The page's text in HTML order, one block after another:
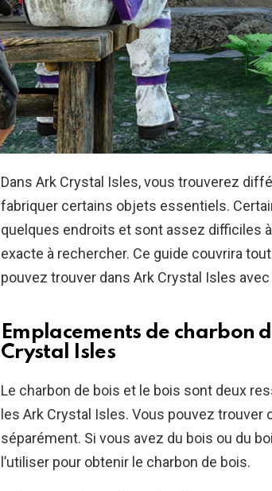
Dans Ark Crystal Isles, vous trouverez
fabriquer certains objets essentiels.
quelques endroits et sont assez difficiles
exacte à rechercher. Ce guide couvrira
pouvez trouver dans Ark Crystal Isles
Emplacements de charbon
Crystal Isles
Le charbon de bois et le bois sont deux
les Ark Crystal Isles. Vous pouvez
séparément. Si vous avez du bois ou du
l’utiliser pour obtenir le charbon de bois.